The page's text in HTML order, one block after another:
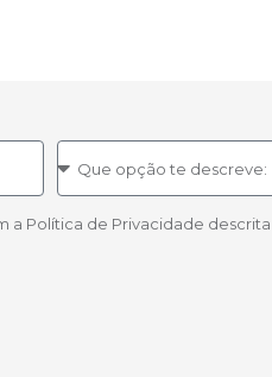
a Política de Privacidade descrita